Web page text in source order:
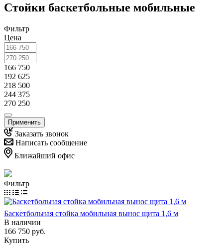
Стойки баскетбольные мобильные
Фильтр
Цена
166 750
192 625
218 500
244 375
270 250
Применить
Заказать звонок
Написать сообщение
Ближайший офис
Фильтр
Баскетбольная стойка мобильная вынос щита 1,6 м
В наличии
166 750 руб.
Купить